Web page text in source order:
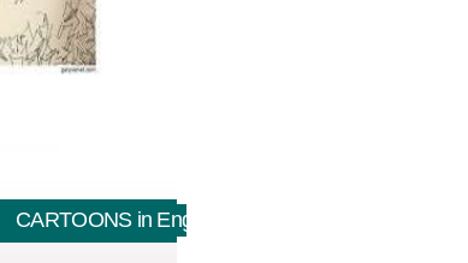
CARTOONS in English